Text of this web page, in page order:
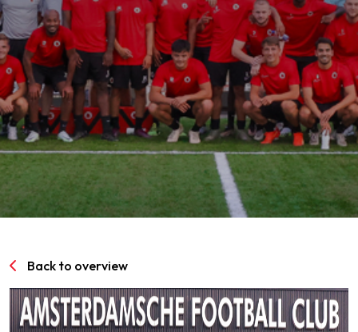
SPORTPARK GOED GENOEG
LIDMAATSCHAP
CONTACT
Back to overview